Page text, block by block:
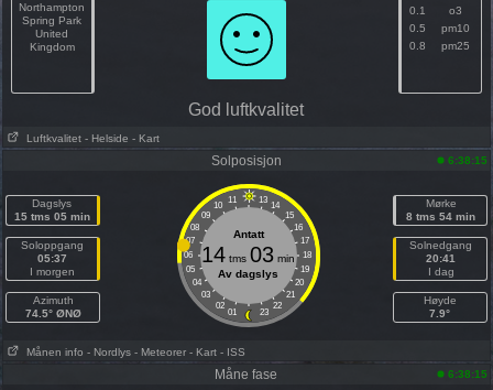
Northampton
Spring Park
United
Kingdom
0.1
o3
0.5
pm10
0.8
pm25
God luftkvalitet
Luftkvalitet - Helside - Kart
Solposisjon 6:38:15
Dagslys
15 tms 05 min
Soloppgang
05:37
I morgen
Azimuth
74.5° ØNØ
11 13
10
14
09
15
08
16
07
17
06
18
05
19
04
20
03
21
02
22
01 23
Antatt
14 tms03 min
Av dagslys
Mørke
8 tms 54 min
Solnedgang
20:41
I dag
Høyde
7.9°
Månen info - Nordlys - Meteorer - Kart - ISS
Måne fase 6:38:15